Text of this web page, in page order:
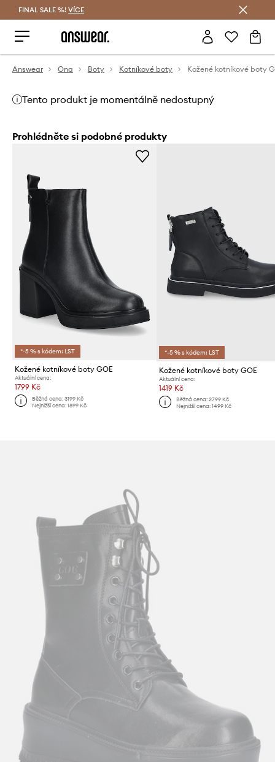
FINAL SALE %! VÍCE
Answear Ona Boty Kotníkové boty Kožené kotníkové boty
Tento produkt je momentálně nedostupný
Prohlédněte si podobné produkty
*-5 % s kódem: LST
Kožené kotníkové boty GOE
Aktuální cena:
1799 Kč
Běžná cena:3199 Kč
Nejnižší cena:1899 Kč
*-5 % s kódem: LST
Kožené kotníkové boty GOE
Aktuální cena:
1419 Kč
Běžná cena: 2799 Kč
Nejnižší cena: 1499 Kč